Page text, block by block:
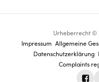
Urheberrecht ©
Footer
navigation
Impressum Allgemeine
Datenschutz­erklärung
Complaints